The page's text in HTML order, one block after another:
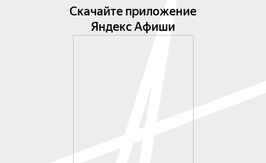
Скачайте приложение
Яндекс Афиши